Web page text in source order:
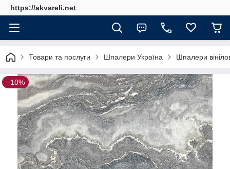
https://akvareli.net
Товари та послуги Шпалери Україна Шпалери
–10%